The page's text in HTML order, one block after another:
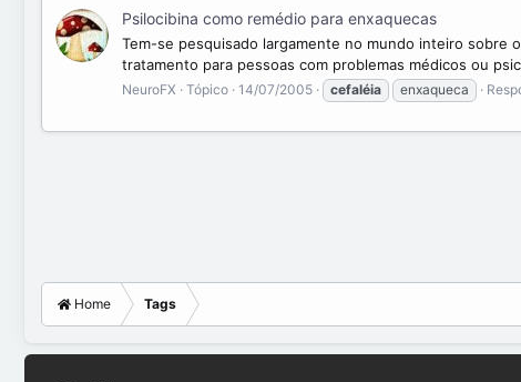
Psilocibina como remédio para enxaquecas
Tem-se pesquisado largamente no mundo inteiro sobre
tratamento para pessoas com problemas médicos ou
NeuroFX Tópico 14/07/2005 cefaléia enxaqueca
Home Tags